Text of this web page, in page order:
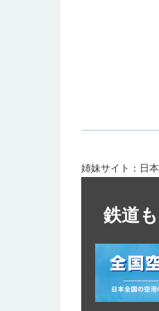
姉妹サイト：日
鉄道